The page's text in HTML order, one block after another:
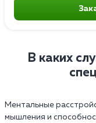
В каких
Ментальные
мышления и